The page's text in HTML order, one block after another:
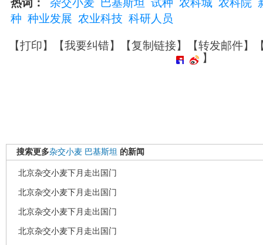
热词： 杂交小麦 巴基斯坦 试种 农科城 农科院
种 种业发展 农业科技 科研人员
【打印】【我要纠错】【复制链接】【转发邮件】
】
搜索更多杂交小麦 巴基斯坦 的新闻
北京杂交小麦下月走出国门
北京杂交小麦下月走出国门
北京杂交小麦下月走出国门
北京杂交小麦下月走出国门